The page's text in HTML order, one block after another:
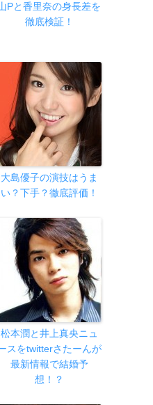
Pと香里奈の身長差を
徹底検証！
大島優子の演技はうま
い？下手？徹底評価！
松本潤と井上真央ニュ
スをtwitterさたーんが
最新情報で結婚予
想！？